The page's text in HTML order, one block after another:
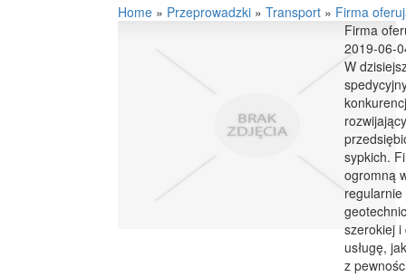
Home » Przeprowadzki » Transport » Firma
Firma
2019-06-
W
sypkich.
ogromną
szerokiej i
usługę,
z